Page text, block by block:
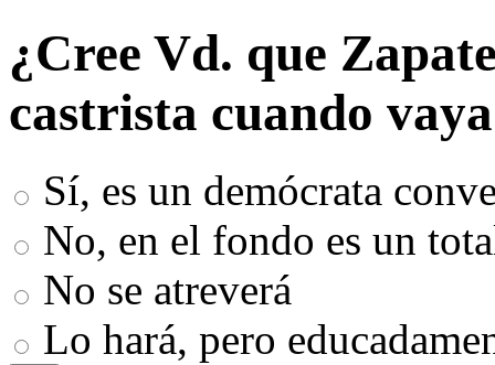
¿Cree Vd. que
castrista cuando
Sí, es un demócrata
No, en el fondo es un
No se atreverá
Lo hará, pero